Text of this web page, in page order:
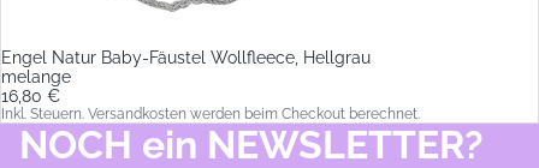
Engel Natur Baby-Fäustel Wollfleece, Hellgrau
melange
16,80 €
Inkl. Steuern. Versandkosten werden beim Checkout berechnet.
NOCH ein NEWSLETTER?